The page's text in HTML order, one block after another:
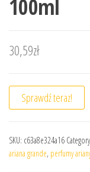
100ml
30,59zł
Sprawdź teraz!
SKU: c63a8e324a16
ariana grande, perfumy